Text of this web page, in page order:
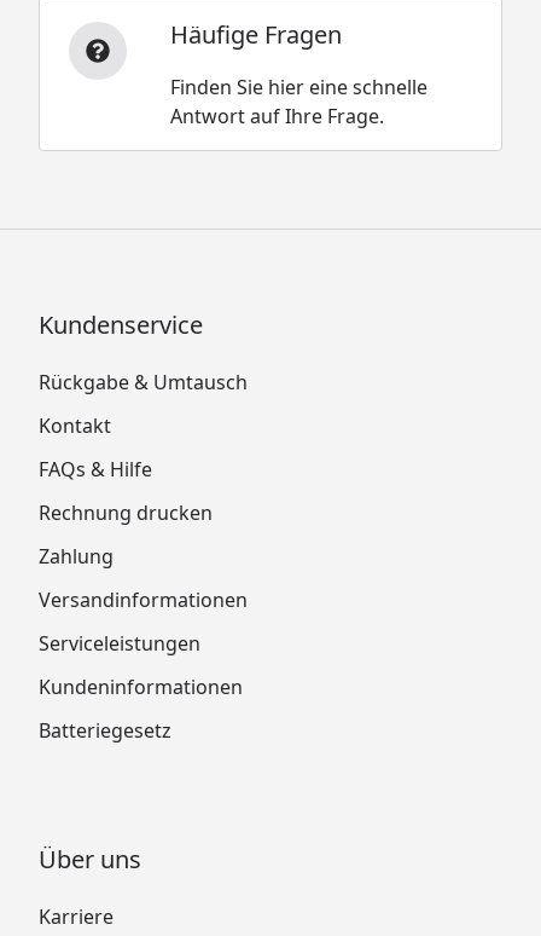
Häufige Fragen
Finden Sie hier eine schnelle
Antwort auf Ihre Frage.
Kundenservice
Rückgabe & Umtausch
Kontakt
FAQs & Hilfe
Rechnung drucken
Zahlung
Versandinformationen
Serviceleistungen
Kundeninformationen
Batteriegesetz
Über uns
Karriere